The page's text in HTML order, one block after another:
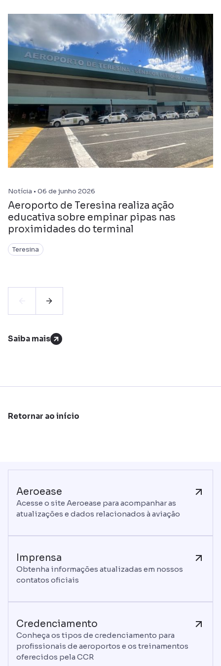
Notícia • 06 de junho 2026
Aeroporto de Teresina realiza ação
educativa sobre empinar pipas nas
proximidades do terminal
Teresina
Saiba mais
Retornar ao início
Aeroease
Acesse o site Aeroease para acompanhar as
atualizações e dados relacionados à aviação
Imprensa
Obtenha informações atualizadas em nossos
contatos oficiais
Credenciamento
Conheça os tipos de credenciamento para
profissionais de aeroportos e os treinamentos
oferecidos pela CCR